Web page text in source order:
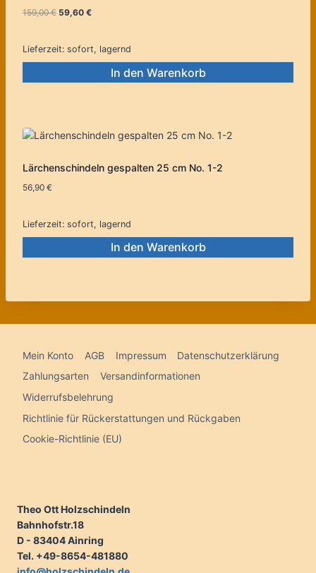
159,00€ Ursprünglicher
159,00 €
59,60 €Aktueller
59,60 €.
Lieferzeit: sofort, lagernd
In den Warenkorb
Lärchenschindeln gespalten 25 cm No. 1-2
56,90 €
Lieferzeit: sofort, lagernd
In den Warenkorb
Mein Konto AGB Impressum
Datenschutzerklärung
Zahlungsarten
Versandinformationen
Widerrufsbelehrung
Richtlinie für Rückerstattungen und Rückgaben
Cookie-Richtlinie (EU)
Theo Ott Holzschindeln
Bahnhofstr.18
D - 83404 Ainring
Tel. +49-8654-481880